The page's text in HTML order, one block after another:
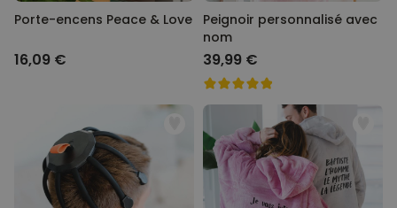
Porte-encens Peace & Love
16,09 €
Peignoir personnalisé avec
nom
39,99 €